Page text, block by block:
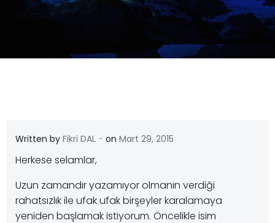
Written by Fikri DAL - on Mart 29, 2015
Herkese selamlar,
Uzun zamandır yazamıyor olmanın verdiği
rahatsızlık ile ufak ufak birşeyler karalamaya
yeniden başlamak istiyorum. Öncelikle isim